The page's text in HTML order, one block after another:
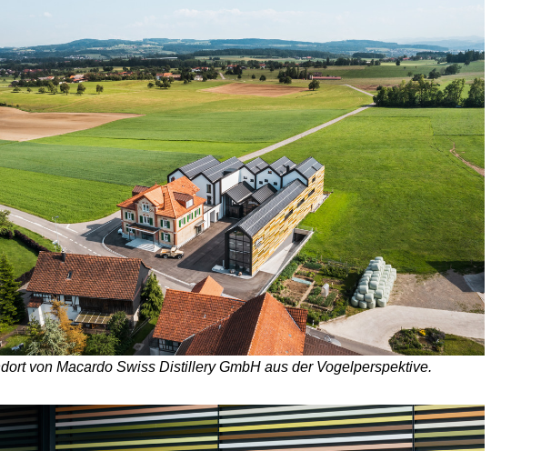
von Macardo Swiss Distillery GmbH aus der Vogelperspektive.